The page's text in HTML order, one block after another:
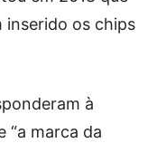
inserido os chips
à
“a marca da